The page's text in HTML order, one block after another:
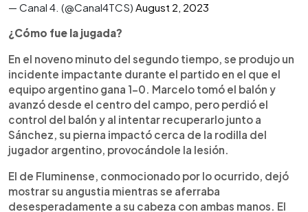
— Canal 4. (@Canal4TCS) August 2, 2023
¿Cómo fue la jugada?
En el noveno minuto del segundo tiempo, se produjo un
incidente impactante durante el partido en el que el
equipo argentino gana 1-0. Marcelo tomó el balón y
avanzó desde el centro del campo, pero perdió el
control del balón y al intentar recuperarlo junto a
Sánchez, su pierna impactó cerca de la rodilla del
jugador argentino, provocándole la lesión.
El de Fluminense, conmocionado por lo ocurrido, dejó
mostrar su angustia mientras se aferraba
desesperadamente a su cabeza con ambas manos. El